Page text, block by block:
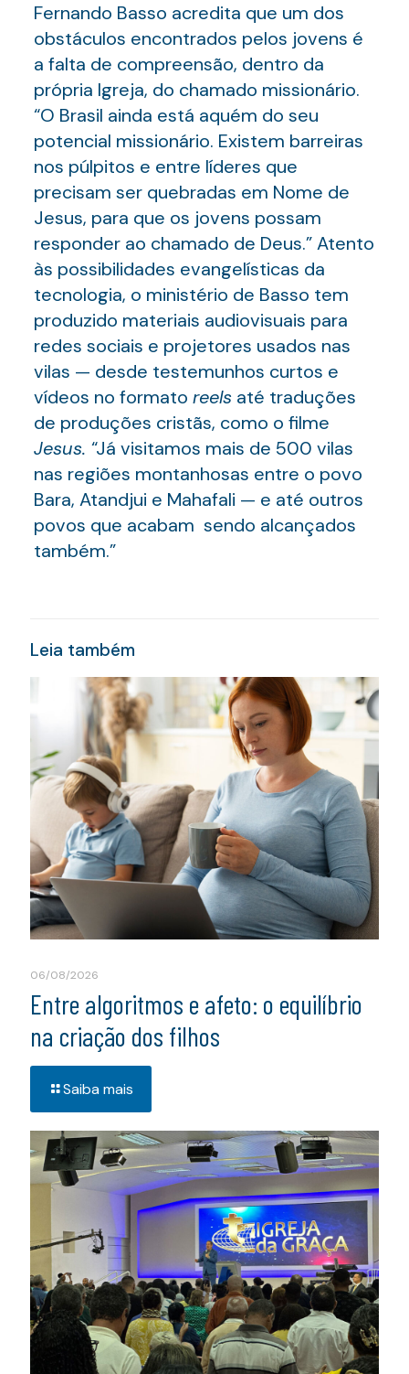
Fernando Basso acredita que um dos
obstáculos encontrados pelos jovens é
a falta de compreensão, dentro da
própria Igreja, do chamado missionário.
“O Brasil ainda está aquém do seu
potencial missionário. Existem barreiras
nos púlpitos e entre líderes que
precisam ser quebradas em Nome de
Jesus, para que os jovens possam
responder ao chamado de Deus.” Atento
às possibilidades evangelísticas da
tecnologia, o ministério de Basso tem
produzido materiais audiovisuais para
redes sociais e projetores usados nas
vilas — desde testemunhos curtos e
vídeos no formato reelsaté traduções
de produções cristãs, como o filme
Jesus. “Já visitamos mais de 500 vilas
nas regiões montanhosas entre o povo
Bara, Atandjui e Mahafali — e até outros
povos que acabam sendo alcançados
também.”
Leia também
06/08/2026
Entre algoritmos e afeto: o equilíbrio
na criação dos filhos
Saiba mais